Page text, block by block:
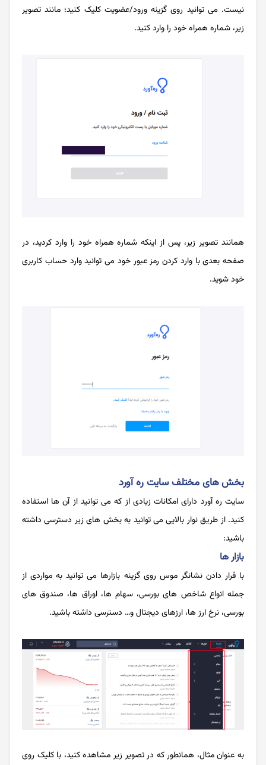
نیست. می توانید روی گزینه ورود/عضویت کلیک کنید؛ مانند تصویر
زیر، شماره همراه خود را وارد کنید.
همانند تصویر زیر، پس از اینکه شماره همراه خود را وارد کردید، در
صفحه بعدی با وارد کردن رمز عبور خود می توانید وارد حساب کاربری
خود شوید.
بخش های مختلف سایت ره آورد
سایت ره آورد دارای امکانات زیادی از که می توانید از آن ها استفاده
کنید. از طریق نوار بالایی می توانید به بخش های زیر دسترسی داشته
باشید:
بازار ها
با قرار دادن نشانگر موس روی گزینه بازارها می توانید به مواردی از
جمله انواع شاخص های بورسی، سهام ها، اوراق ها، صندوق های
بورسی، نرخ ارز ها، ارزهای دیجتال و… دسترسی داشته باشید.
به عنوان مثال، همانطور که در تصویر زیر مشاهده کنید، با کلیک روی